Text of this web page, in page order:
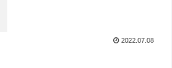
2022.07.08